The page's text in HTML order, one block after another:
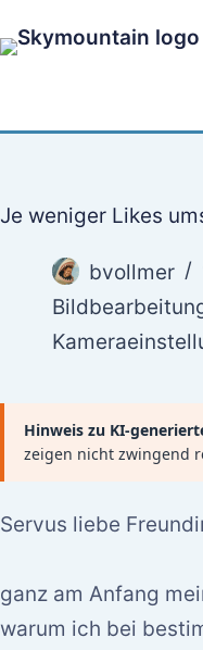
Inhalt
Je weniger Likes
bvollmer
Hinweis zu KI-
zeigen nicht zwingend
Servus liebe
ganz am Anfang
warum ich bei